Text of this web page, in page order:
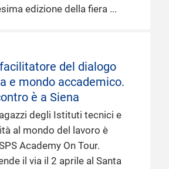
edizione della fiera
del dialogo
e mondo accademico.
è a Siena
degli Istituti tecnici e
al mondo del lavoro è
Academy On Tour.
il via il 2 aprile al Santa